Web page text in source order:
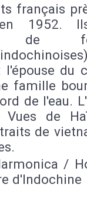
français
1952.
de
du
famille
de l'eau.
de
de
/
d'Indochine